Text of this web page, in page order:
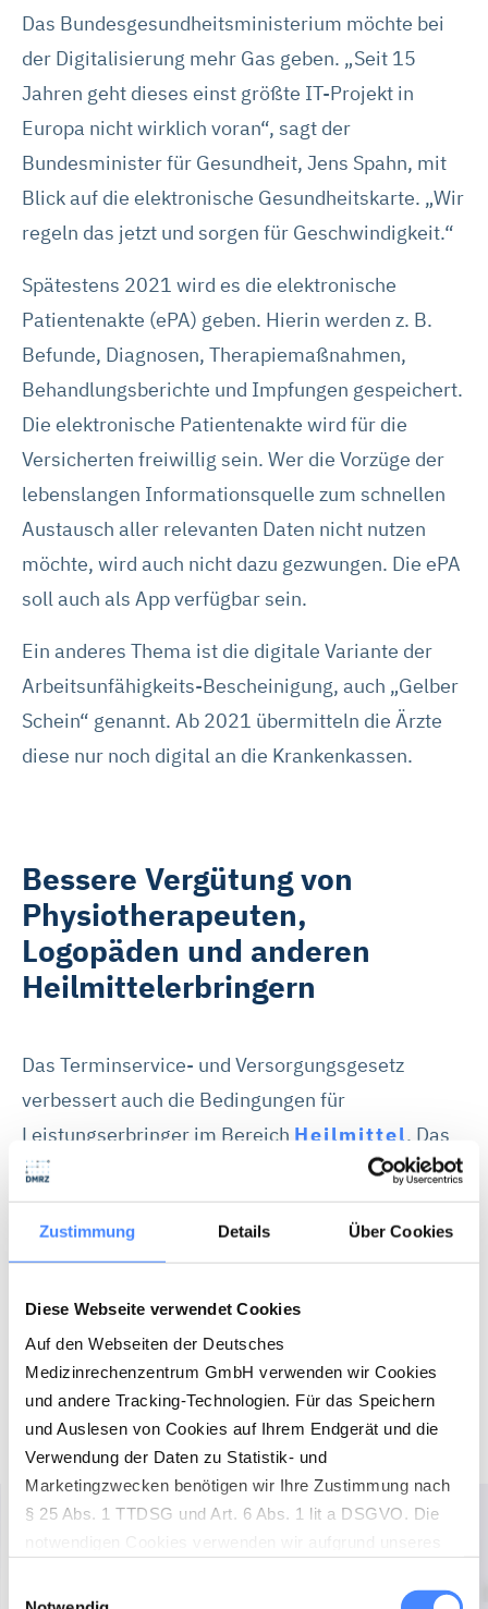
Zustimmung Details Über Cookies
Diese Webseite verwendet Cookies
Auf den Webseiten der Deutsches
Medizinrechenzentrum GmbH verwenden wir Cookies
und andere Tracking-Technologien. Für das Speichern
und Auslesen von Cookies auf Ihrem Endgerät und die
Verwendung der Daten zu Statistik- und
Marketingzwecken benötigen wir Ihre Zustimmung nach
§ 25 Abs. 1 TTDSG und Art. 6 Abs. 1 lit a DSGVO. Die
Herstellung der vollständigen Funktionalität unserer
Das Bundesgesundheitsministerium möchte bei
der Digitalisierung mehr Gas geben. „Seit 15
Jahren geht dieses einst größte IT-Projekt in
Europa nicht wirklich voran“, sagt der
Bundesminister für Gesundheit, Jens Spahn, mit
Blick auf die elektronische Gesundheitskarte. „Wir
regeln das jetzt und sorgen für Geschwindigkeit.“
Spätestens 2021 wird es die elektronische
Patientenakte (ePA) geben. Hierin werden z. B.
Befunde, Diagnosen, Therapiemaßnahmen,
Behandlungsberichte und Impfungen gespeichert.
Die elektronische Patientenakte wird für die
Versicherten freiwillig sein. Wer die Vorzüge der
lebenslangen Informationsquelle zum schnellen
Austausch aller relevanten Daten nicht nutzen
möchte, wird auch nicht dazu gezwungen. Die ePA
soll auch als App verfügbar sein.
Ein anderes Thema ist die digitale Variante der
Arbeitsunfähigkeits-Bescheinigung, auch „Gelber
Schein“ genannt. Ab 2021 übermitteln die Ärzte
diese nur noch digital an die Krankenkassen.
Bessere Vergütung von
Physiotherapeuten,
Logopäden und anderen
Heilmittelerbringern
Das Terminservice- und Versorgungsgesetz
verbessert auch die Bedingungen für
Leistungserbringer im Bereich Heilmittel. Das
war auch dringend nötig: Beispielsweise
Physiotherapeuten in ambulanten Praxen erhalten
bisher deutlich weniger Arbeitsentgelte als
Gesundheitsfachberufen. Erfahren Sie im
Folgenden, was das TSVG Heilmittelerbringern
bringen wird.